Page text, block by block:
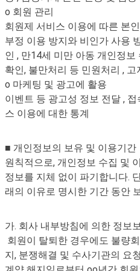
o 회원 관리
회원제 서비스 이용에 따른 본
부정 이용 방지와 비인가 사용
인 , 만14세 미만 아동 개인정
확인, 불만처리 등 민원처리 ,
o 마케팅 및 광고에 활용
이벤트 등 광고성 정보 전달 ,
스 이용에 대한 통계
■ 개인정보의 보유 및 이용기간
원칙적으로, 개인정보 수집 및
정보를 지체 없이 파기합니다.
래의 이유로 명시한 기간 동안
가. 회사 내부방침에 의한 정보
회원이 탈퇴한 경우에도 불량
지, 분쟁해결 및 수사기관의 요